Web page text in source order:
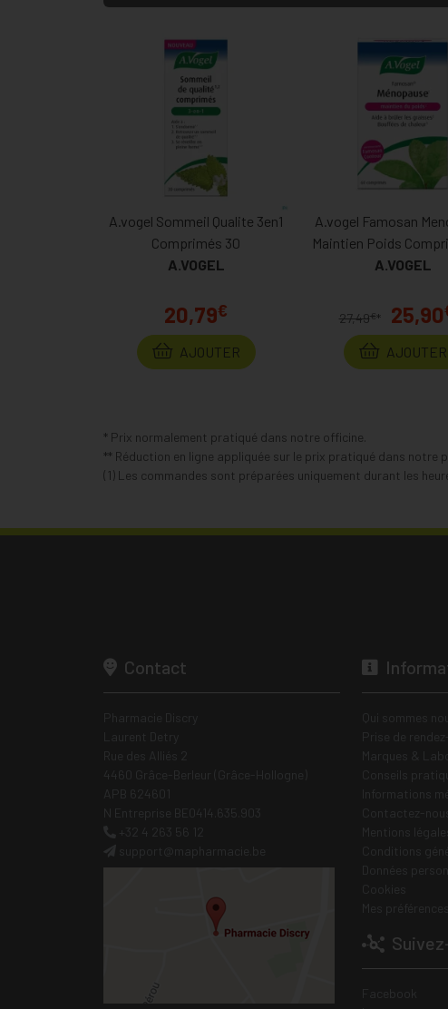
A.vogel Sommeil Qualite 3en1
Comprimés 30
A.VOGEL
20,79€
AJOUTER
A.vogel Famosan
Maintien Poids
A.VOGEL
27,49€ * 25,90
AJOUTER
* Prix normalement pratiqué dans notre officine.
** Réduction en ligne appliquée sur le prix pratiqué dans notre
(1) Les commandes sont préparées uniquement durant les
Contact